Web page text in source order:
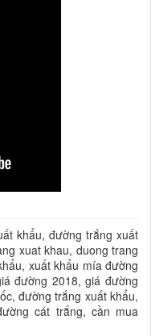
khẩu, đường trắng xuất
xuat khau, duong trang
xuất khẩu mía đường
đường 2018, giá đường
đường trắng xuất khẩu,
cát trắng, cần mua